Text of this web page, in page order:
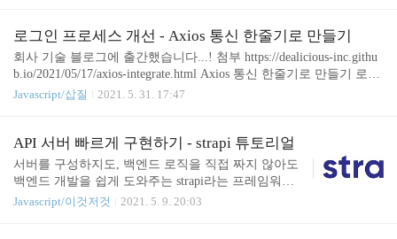
엔드부터 백엔드, 데브옵스까지 많은 회사 동료분들
께 도움을 받아서 감사의 말씀 먼저 올립니다. 초기
시작은 간단해 보였습니다.(이렇게 큰 거인 줄 그땐
몰랐지...) 백엔드, AWS 쪽을 도전하는 것이었기 때
문에, 프론트엔드는 익숙한 Vue.js를 이용했습니다.
각해서 서비스 워커를 붙였습니다. 타입 스크립트 적
용과 sentry를 붙여서 오류도 클라이언트 쪽에서 로깅
할 수 있도록 설정했습니다. 카카..
로그인 프로세스 개선 - Axios 통신 한줄기로 만들기
회사 기술 블로그에 출간했습니다...! 첨부 https://dealicious-inc.githu
b.io/2021/05/17/axios-integrate.html Axios 통신 한줄기로 만들기 로그
인 프로세스 개선 dealicious-inc.github.io
Javascript/삽질 2021. 5. 31. 17:47
API 서버 빠르게 구현하기 - strapi 튜토리얼
서버를 구성하지도, 백엔드 로직을 직접 짜지 않아도
백엔드 개발을 쉽게 도와주는 strapi라는 프레임워크
가 있다는 것을 듣고 바로 찾아봤습니다. strapi는 엄
Javascript/이것저것 2021. 5. 9. 20:03